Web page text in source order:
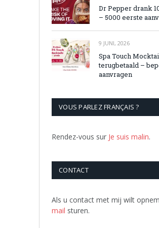
Dr Pepper drank
– 5000 eerste
9 JUNI, 2026
Spa Touch
terugbetaald –
aanvragen
VOUS PARLEZ FRANÇAIS ?
Rendez-vous sur Je suis malin.
CONTACT
Als u contact met mij wilt
mail sturen.